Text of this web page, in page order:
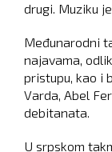
drugi. Muziku
Međunarodni
najavama,
pristupu, kao i
Varda, Abel
debitanata.
U srpskom